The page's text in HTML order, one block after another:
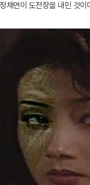
채연이 도전장을 내민 것